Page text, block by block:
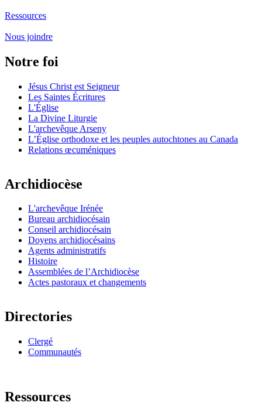
Ressources
Nous joindre
Notre foi
Jésus Christ est Seigneur
Les Saintes Écritures
L'Église
La Divine Liturgie
L'archevêque Arseny
L’Église orthodoxe et les peuples autochtones au Canada
Relations œcuméniques
Archidiocèse
L'archevêque Irénée
Bureau archidiocésain
Conseil archidiocésain
Doyens archidiocésains
Agents administratifs
Histoire
Assemblées de l’Archidiocèse
Actes pastoraux et changements
Directories
Clergé
Communautés
Ressources